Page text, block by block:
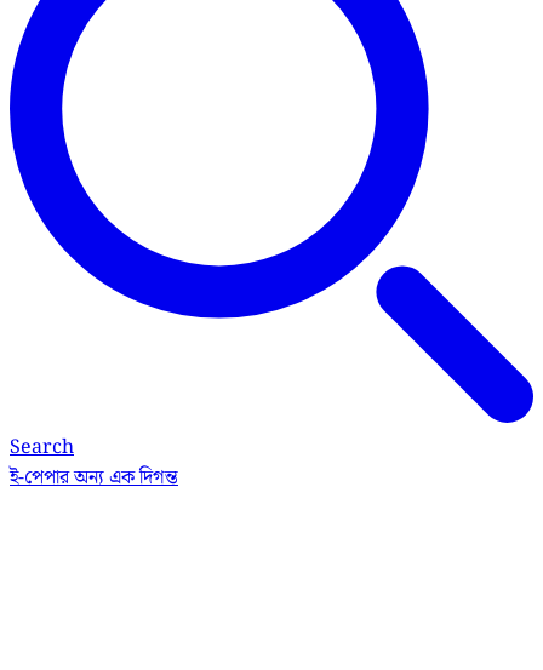
Search
ই-পেপারঅন্য এক দিগন্ত